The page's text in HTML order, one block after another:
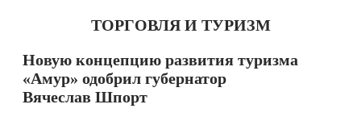
ТОРГОВЛЯ И ТУРИЗМ
Новую концепцию развития туризма
«Амур» одобрил губернатор
Вячеслав Шпорт